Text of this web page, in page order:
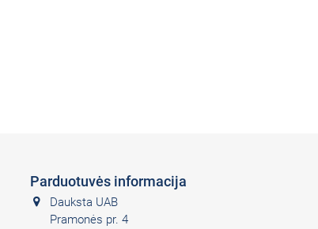
Parduotuvės informacija
Dauksta UAB
Pramonės pr. 4